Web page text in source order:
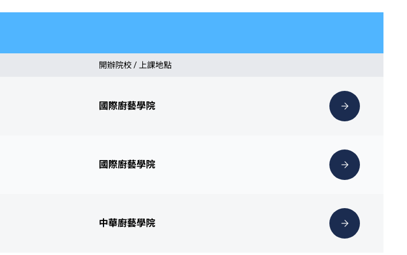
開辦院校 / 上課地點
國際廚藝學院
國際廚藝學院
中華廚藝學院